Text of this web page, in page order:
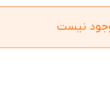
نیست